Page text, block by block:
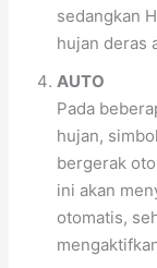
sedangkan
hujan deras
AUTO
Pada
hujan,
bergerak
ini akan
otomatis,